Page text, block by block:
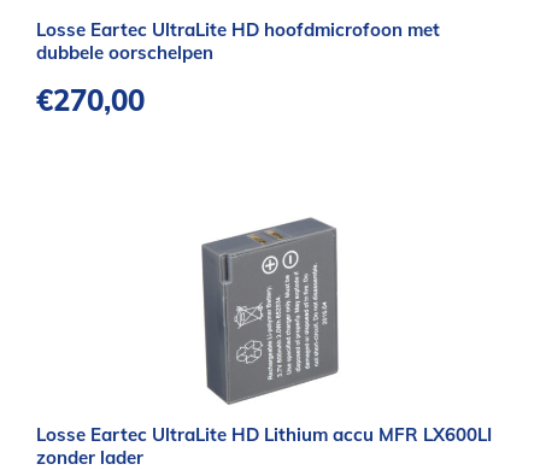
Losse Eartec UltraLite HD hoofdmicrofoon met
dubbele oorschelpen
€270,00
Losse Eartec UltraLite HD Lithium accu MFR LX600LI
zonder lader